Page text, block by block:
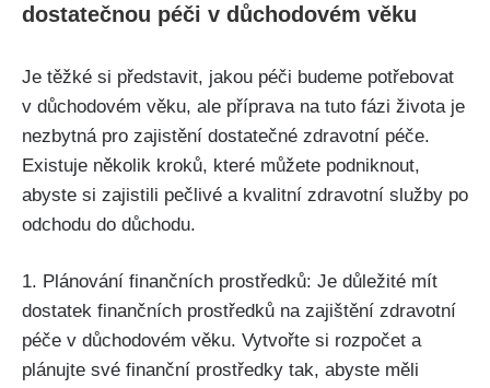
dostatečnou péči v důchodovém věku
Je těžké si představit, jakou péči budeme potřebovat
v důchodovém věku, ale příprava na tuto fázi života je
nezbytná pro zajistění dostatečné zdravotní péče.
Existuje několik kroků, které můžete podniknout,
abyste si zajistili pečlivé a kvalitní zdravotní služby po
odchodu do důchodu.
1. Plánování finančních prostředků: Je důležité mít
dostatek finančních prostředků na zajištění zdravotní
péče v důchodovém věku. Vytvořte si rozpočet a
plánujte své finanční prostředky tak, abyste měli